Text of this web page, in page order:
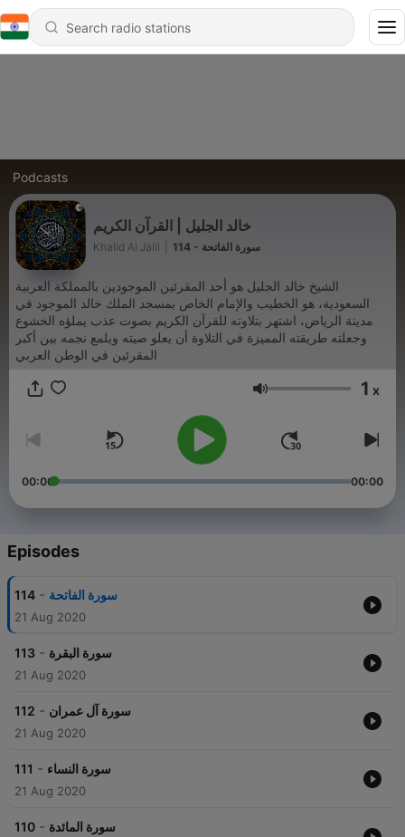
Podcasts
خالد الجليل | القرآن الكريم
Khalid Al Jalil 114 - سورة الفاتحة
الشيخ خالد الجليل هو أحد المقرئين الموجودين بالمملكة العربية
السعودية، هو الخطيب والإمام الخاص بمسجد الملك خالد الموجود في
مدينة الرياض، اشتهر بتلاوته للقرآن الكريم بصوت عذب يملؤه الخشوع
وجعلته طريقته المميزة في التلاوة أن يعلو صيته ويلمع نجمه بين أكبر
المقرئين في الوطن العربي
Volume 1 x
00:00 00:00
Episodes
114 - سورة الفاتحة
21 Aug 2020
113 - سورة البقرة
21 Aug 2020
112 - سورة آل عمران
21 Aug 2020
111 - سورة النساء
21 Aug 2020
110 - سورة المائدة